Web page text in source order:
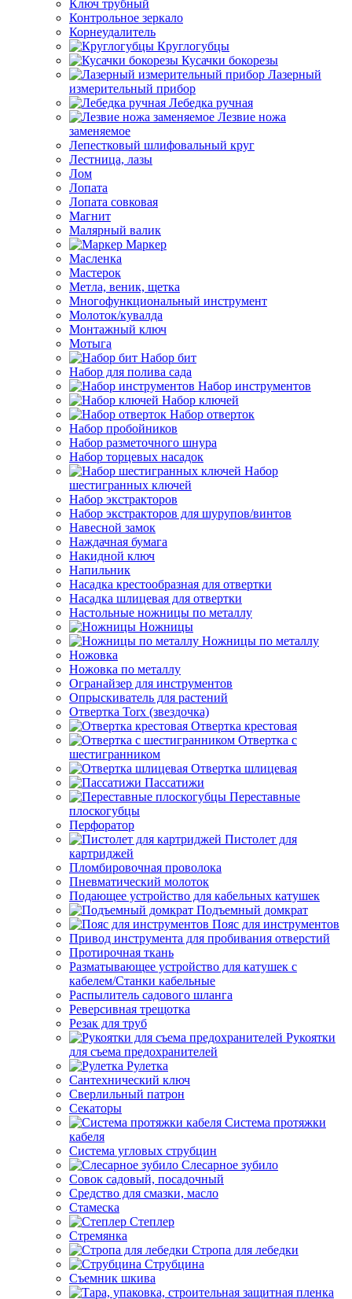
Ключ трубный
Контрольное зеркало
Корнеудалитель
Круглогубцы
Кусачки бокорезы
Лазерный
измерительный прибор
Лебедка ручная
Лезвие ножа
заменяемое
Лепестковый шлифовальный круг
Лестница, лазы
Лом
Лопата
Лопата совковая
Магнит
Малярный валик
Маркер
Масленка
Мастерок
Метла, веник, щетка
Многофункциональный инструмент
Молоток/кувалда
Монтажный ключ
Мотыга
Набор бит
Набор для полива сада
Набор инструментов
Набор ключей
Набор отверток
Набор пробойников
Набор разметочного шнура
Набор торцевых насадок
Набор
шестигранных ключей
Набор экстракторов
Набор экстракторов для шурупов/винтов
Навесной замок
Наждачная бумага
Накидной ключ
Напильник
Насадка крестообразная для отвертки
Насадка шлицевая для отвертки
Настольные ножницы по металлу
Ножницы
Ножницы по металлу
Ножовка
Ножовка по металлу
Огранайзер для инструментов
Опрыскиватель для растений
Отвертка Torx (звездочка)
Отвертка крестовая
Отвертка с
шестигранником
Отвертка шлицевая
Пассатижи
Переставные
плоскогубцы
Перфоратор
Пистолет для
картриджей
Пломбировочная проволока
Пневматический молоток
Подающее устройство для кабельных катушек
Подъемный домкрат
Пояс для инструментов
Привод инструмента для пробивания отверстий
Протирочная ткань
Разматывающее устройство для катушек с
кабелем/Станки кабельные
Распылитель садового шланга
Реверсивная трещотка
Резак для труб
Рукоятки
для съема предохранителей
Рулетка
Сантехнический ключ
Сверлильный патрон
Секаторы
Система протяжки
кабеля
Система угловых струбцин
Слесарное зубило
Совок садовый, посадочный
Средство для смазки, масло
Стамеска
Степлер
Стремянка
Стропа для лебедки
Струбцина
Съемник шкива